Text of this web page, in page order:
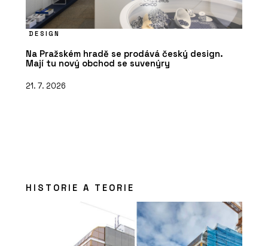
DESIGN
Na Pražském hradě se prodává český design.
Mají tu nový obchod se suvenýry
21. 7. 2026
HISTORIE A TEORIE